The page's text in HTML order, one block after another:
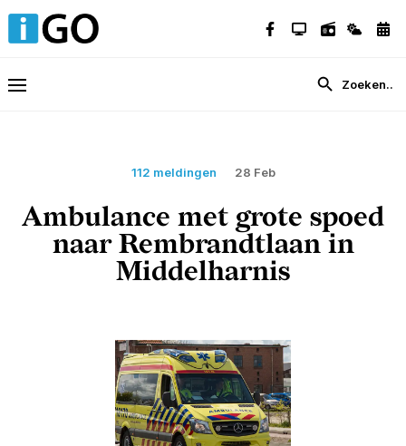
112 meldingen 28 Feb
Ambulance met grote spoed
naar Rembrandtlaan in
Middelharnis